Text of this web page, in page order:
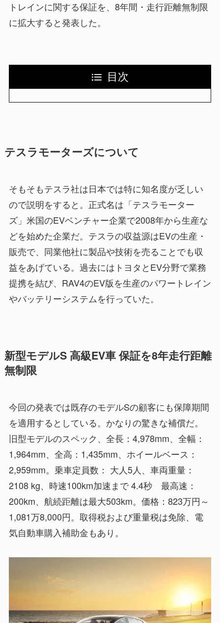
トレインに関する保証を、8年間・走行距離無制限
に拡大すると発表した。
目次
テスラモーターズについて
そもそもテスラ社は日本では特に知名度が乏しい
ので説明をすると。正式名は「テスラモーター
ズ」米国のEVベンチャー企業で2008年から生産な
どを始めた企業だ。テスラの収益源はEVの生産・
販売で、同業他社に製品や技術を売ることでも収
益をあげている。過去にはトヨタとEV分野で業務
提携を結び、RAV4のEV版を生産のパワートレイン
やバッテリーシステムを行っていた。
新型モデルS 高級EV車 保証を8年走行距離
無制限
今回の発表では既存のモデルSの顧客にも保障期間
を適用するとしている。かなりの驚きな補償だ。
旧型モデルのスペック、全長：4,978mm、全幅：
1,964mm、全高：1,435mm、ホイールベース：
2,959mm。乗車定員数： 大人5人、車両重量：
2108 kg、時速100km加速まで 4.4秒 最高速：
200km、航続距離は最大503km。価格：823万円～
1,081万8,000円。取得税および重量税は免除、電
気自動車購入補助金もあり。